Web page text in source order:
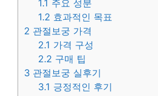
1.1 주요 성분
1.2 효과적인 목표
2 관절보궁 가격
2.1 가격 구성
2.2 구매 팁
3 관절보궁 실후기
3.1 긍정적인 후기